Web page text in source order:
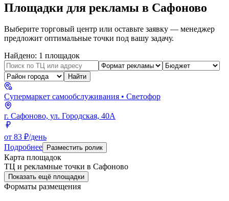
Площадки для рекламы в Сафоново
Выберите торговый центр или оставьте заявку — менеджер
предложит оптимальные точки под вашу задачу.
Найдено: 1 площадок
Найти
Супермаркет самообслуживания • Светофор
г. Сафоново, ул. Городская, 40А
от 83 ₽/день
Подробнее
Разместить ролик
Карта площадок
ТЦ и рекламные точки в Сафоново
Показать ещё площадки
Форматы размещения